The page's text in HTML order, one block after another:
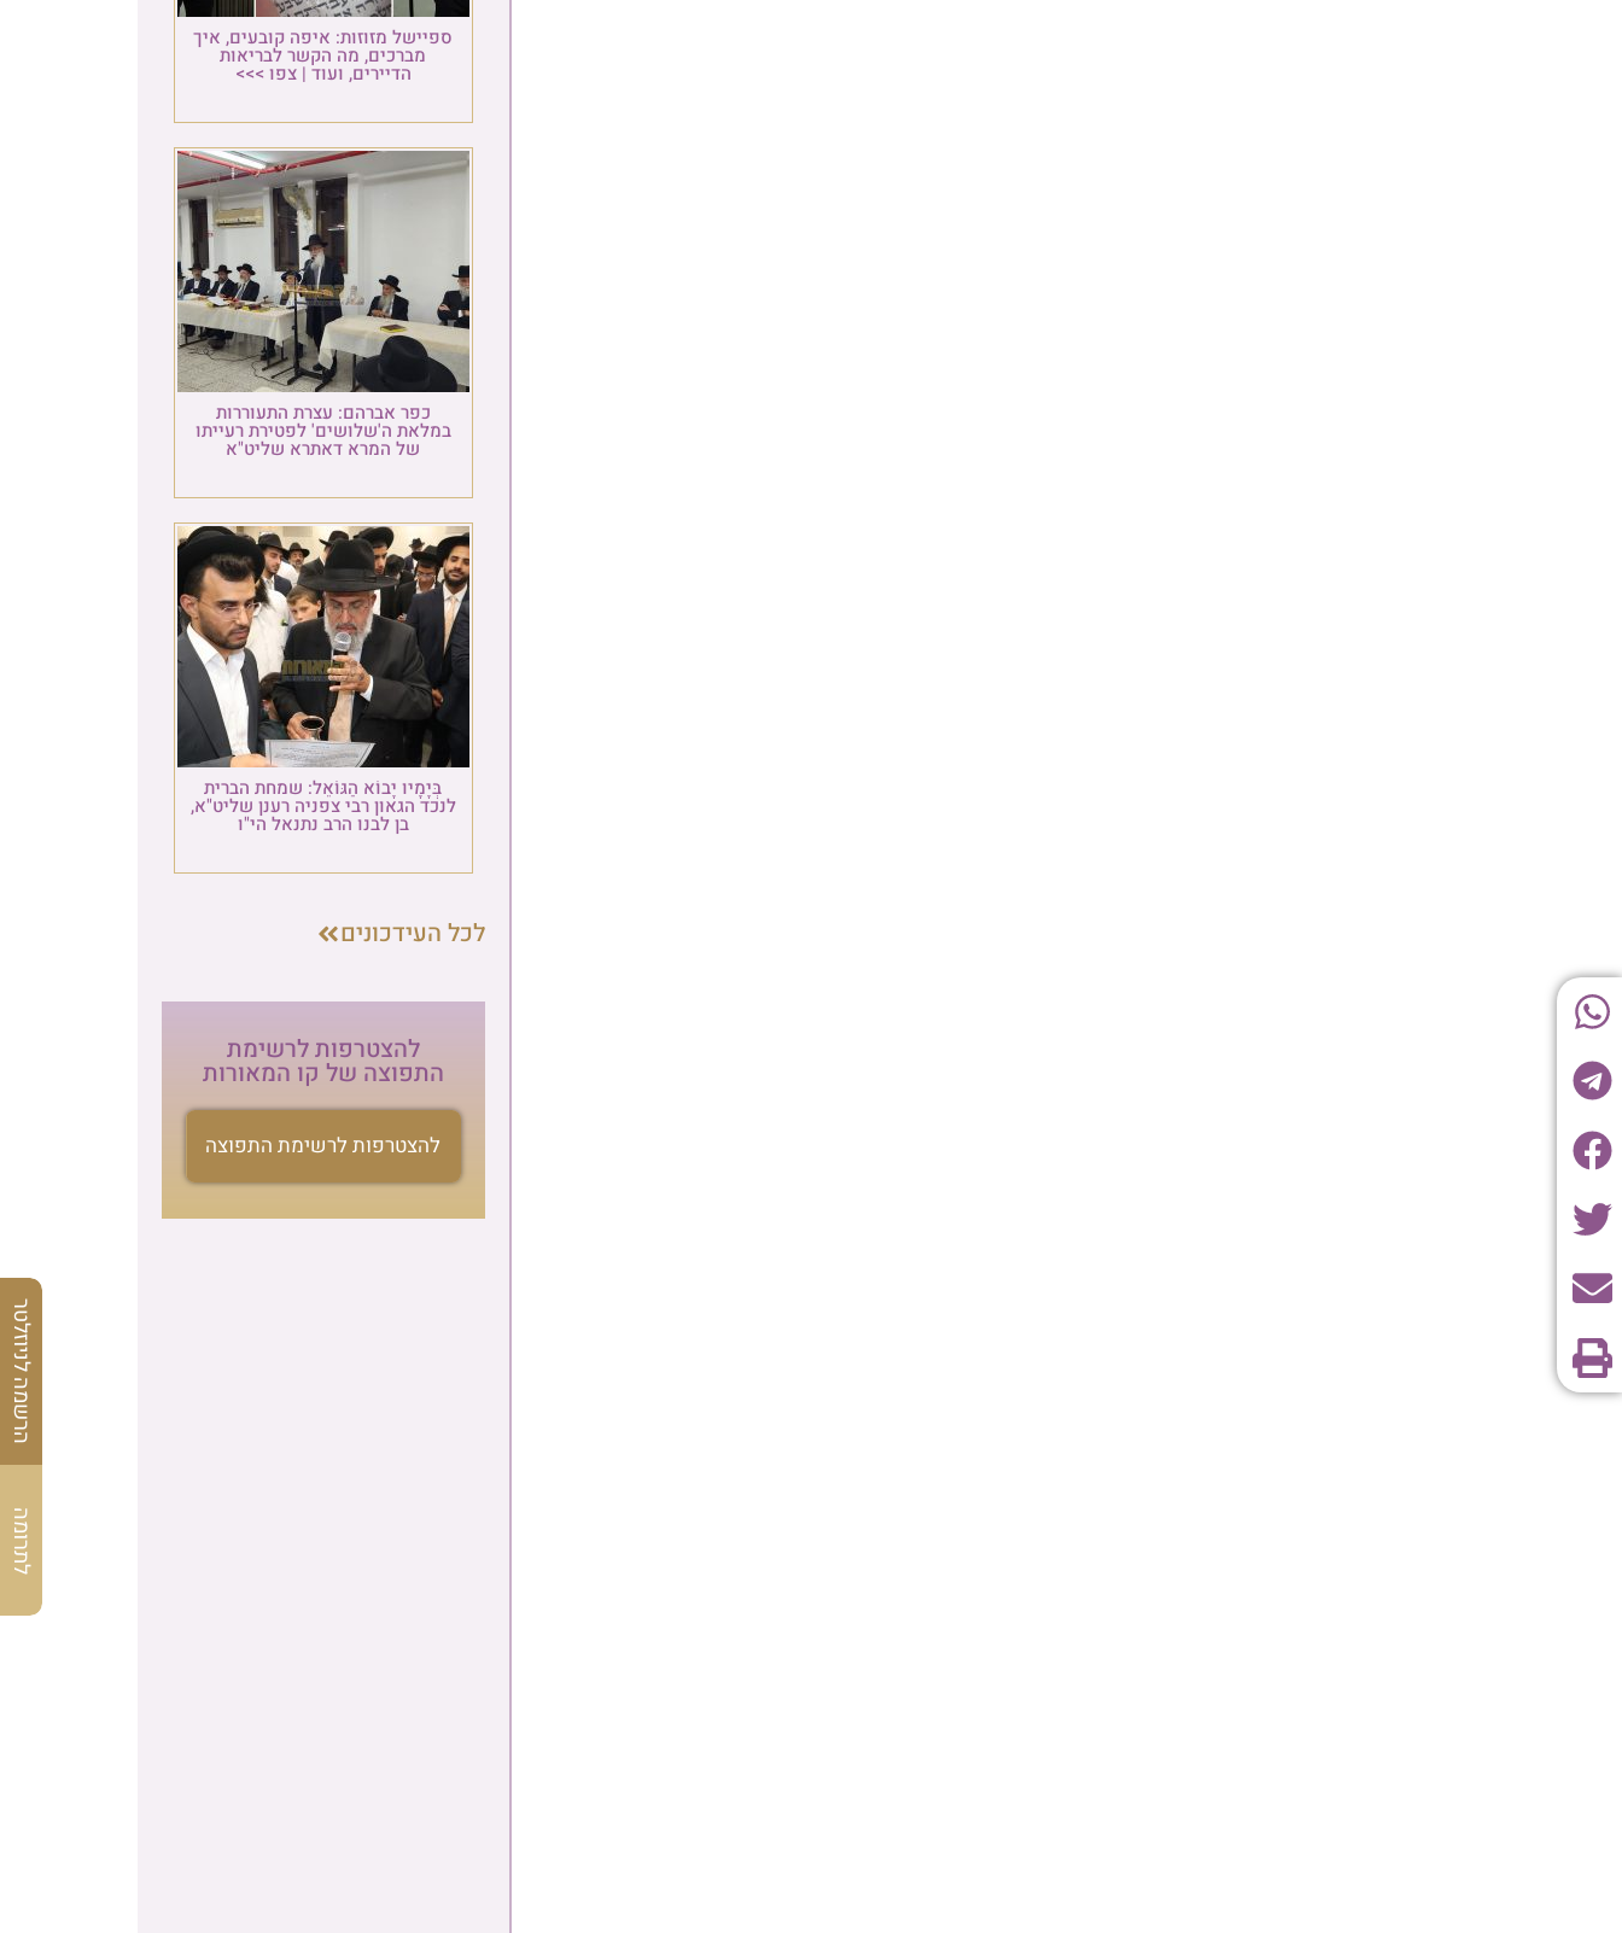
ספיישל מזוזות: איפה קובעים, איך
מברכים, מה הקשר לבריאות
הדיירים, ועוד | צפו >>>
כפר אברהם: עצרת התעוררות
במלאת ה'שלושים' לפטירת רעייתו
של המרא דאתרא שליט"א
בְּיָמָיו יָבוֹא הַגּוֹאֵל: שמחת הברית
לנכד הגאון רבי צפניה רענן שליט"א,
בן לבנו הרב נתנאל הי"ו
לכל העידכונים
להצטרפות לרשימת
התפוצה של קו המאורות
להצטרפות לרשימת התפוצה
הרשמה לניוזלטר
לתרומה